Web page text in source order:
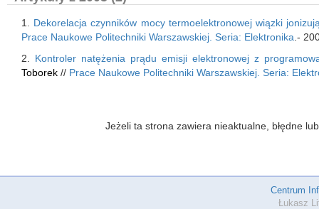
1. Dekorelacja czynników mocy termoelektronowej wiązki
Prace Naukowe Politechniki Warszawskiej. Seria: Elektronika .-
2. Kontroler natężenia prądu emisji elektronowej z
Toborek // Prace Naukowe Politechniki Warszawskiej. Seria:
Jeżeli ta strona zawiera nieaktualne, błędne
Centrum
Łukasz